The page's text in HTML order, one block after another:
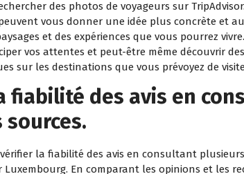
des photos de voyageurs sur
vous donner une idée plus concrète et
et des expériences que vous pourrez
vos attentes et peut-être même découvrir
sur les destinations que vous prévoyez de
fiabilité des avis en
la fiabilité des avis en consultant
Luxembourg. En comparant les opinions et les